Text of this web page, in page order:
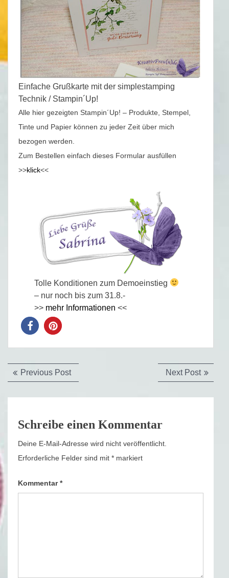
Einfache Grußkarte mit der simplestamping
Technik / Stampin´Up!
Alle hier gezeigten Stampin´Up! – Produkte, Stempel,
Tinte und Papier können zu jeder Zeit über mich
bezogen werden.
Zum Bestellen einfach dieses Formular ausfüllen
>>klick<<
Tolle Konditionen zum Demoeinstieg
– nur noch bis zum 31.8.-
>> mehr Informationen <<
Beitragsnavigation
Previous PostPrevious
post:
Next PostNext
post:
Schreibe einen Kommentar
Deine E-Mail-Adresse wird nicht veröffentlicht.
Erforderliche Felder sind mit * markiert
Kommentar*